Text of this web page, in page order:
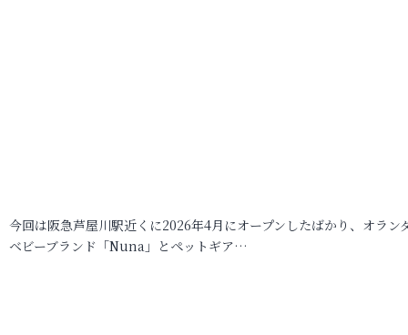
今回は阪急芦屋川駅近くに2026年4月にオープンしたばかり、オラン
ベビーブランド「Nuna」とペットギア…